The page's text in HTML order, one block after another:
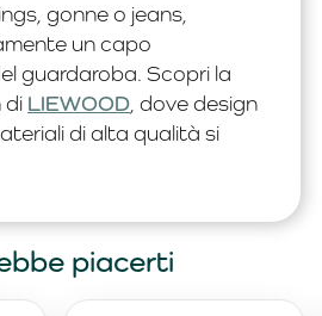
gonne o jeans,
un capo
guardaroba. Scopri la
di LIEWOOD , dove design
di alta qualità si
piacerti